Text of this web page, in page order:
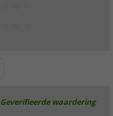
Geverifieerde waardering